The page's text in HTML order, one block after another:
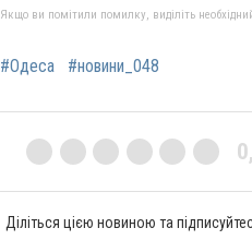
Якщо ви помітили помилку, виділіть
#Одеса #новини_048
Діліться цією новиною та